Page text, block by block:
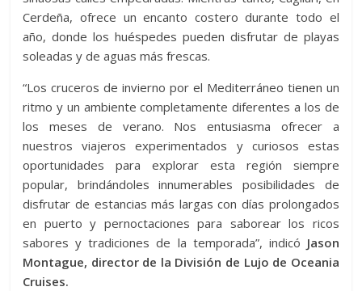
Cerdeña, ofrece un encanto costero durante todo el
año, donde los huéspedes pueden disfrutar de playas
soleadas y de aguas más frescas.
“Los cruceros de invierno por el Mediterráneo tienen un
ritmo y un ambiente completamente diferentes a los de
los meses de verano. Nos entusiasma ofrecer a
nuestros viajeros experimentados y curiosos estas
oportunidades para explorar esta región siempre
popular, brindándoles innumerables posibilidades de
disfrutar de estancias más largas con días prolongados
en puerto y pernoctaciones para saborear los ricos
sabores y tradiciones de la temporada”, indicó Jason
Montague, director de la División de Lujo de Oceania
Cruises.